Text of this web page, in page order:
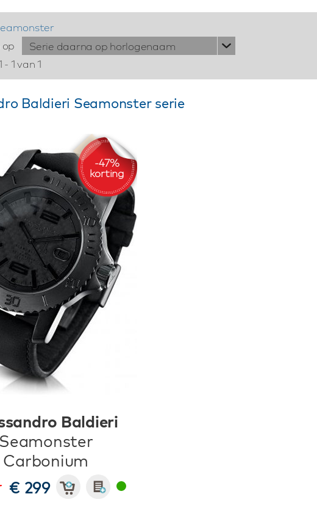
Serie daarna op horlogenaam
1 van 1
Baldieri Seamonster serie
Baldieri
Seamonster
Carbonium
€ 299